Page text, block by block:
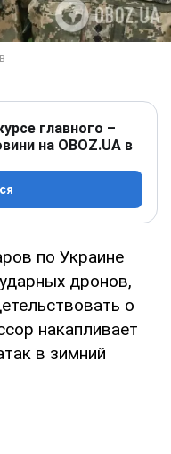
главного –
на OBOZ.UA в
по Украине
дронов,
о
накапливает
в зимний